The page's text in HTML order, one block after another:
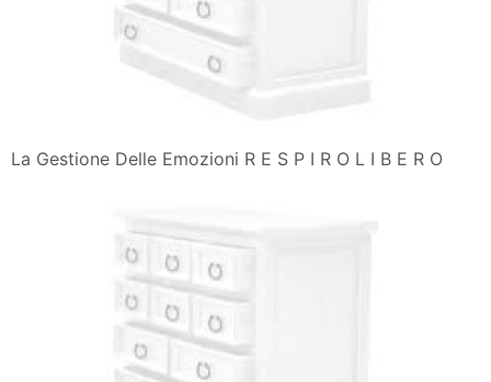
La Gestione Delle Emozioni R E S P I R O L I B E R O